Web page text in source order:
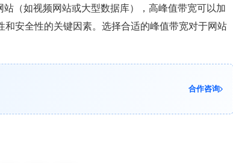
（如视频网站或大型数据库），高峰值带宽可以加
安全性的关键因素。选择合适的峰值带宽对于网站
合作咨询